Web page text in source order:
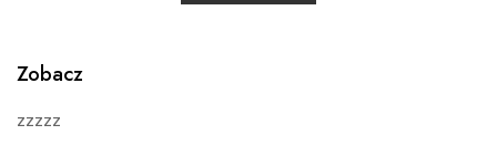
0
Zobacz
zzzzz